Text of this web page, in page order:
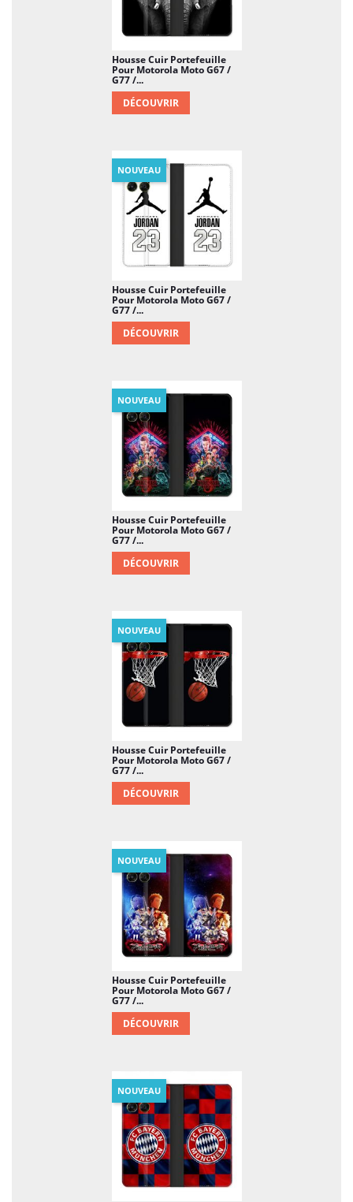
Housse Cuir Portefeuille
Pour Motorola Moto G67 /
G77 /...
DÉCOUVRIR
Housse Cuir Portefeuille
Pour Motorola Moto G67 /
G77 /...
DÉCOUVRIR
NOUVEAU
Housse Cuir Portefeuille
Pour Motorola Moto G67 /
G77 /...
DÉCOUVRIR
NOUVEAU
Housse Cuir Portefeuille
Pour Motorola Moto G67 /
G77 /...
DÉCOUVRIR
NOUVEAU
Housse Cuir Portefeuille
Pour Motorola Moto G67 /
G77 /...
DÉCOUVRIR
NOUVEAU
NOUVEAU